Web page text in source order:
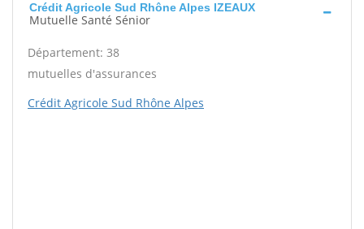
Crédit Agricole Sud Rhône Alpes IZEAUX
Mutuelle Santé Sénior
Département: 38
mutuelles d'assurances
Crédit Agricole Sud Rhône Alpes